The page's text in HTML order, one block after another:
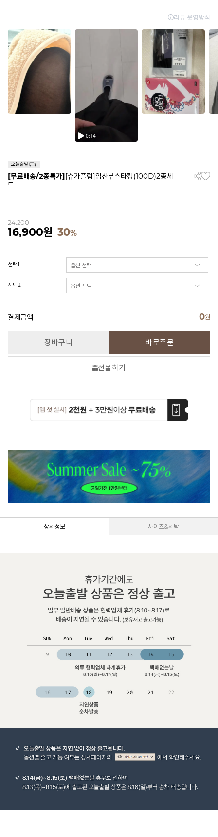
[무료배송/2종특가][슈가플럼]임산부스타킹(100D)2종세
트
24,200
16,900원 30%
선택1
선택2
결제금액 0원
장바구니 바로주문
선물하기
상세정보 사이즈&세탁